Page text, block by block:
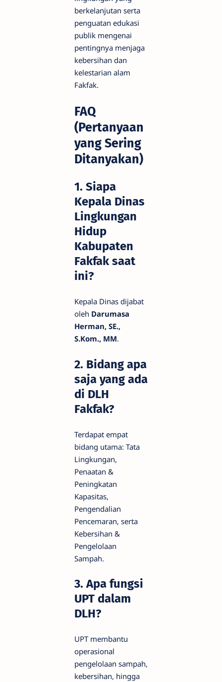
berkelanjutan serta
penguatan edukasi
publik mengenai
pentingnya menjaga
kebersihan dan
kelestarian alam
Fakfak.
FAQ
(Pertanyaan
yang Sering
Ditanyakan)
1. Siapa
Kepala Dinas
Lingkungan
Hidup
Kabupaten
Fakfak saat
ini?
Kepala Dinas dijabat
oleh Darumasa
Herman, SE.,
S.Kom., MM.
2. Bidang apa
saja yang ada
di DLH
Fakfak?
Terdapat empat
bidang utama: Tata
Lingkungan,
Penaatan &
Peningkatan
Kapasitas,
Pengendalian
Pencemaran, serta
Kebersihan &
Pengelolaan
Sampah.
3. Apa fungsi
UPT dalam
DLH?
UPT membantu
operasional
pengelolaan sampah,
kebersihan, hingga